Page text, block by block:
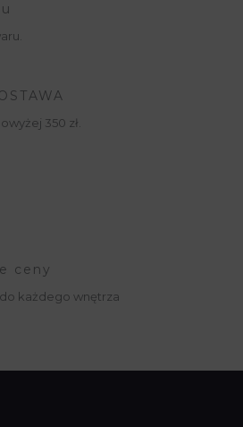
350 zł.
ceny
każdego wnętrza